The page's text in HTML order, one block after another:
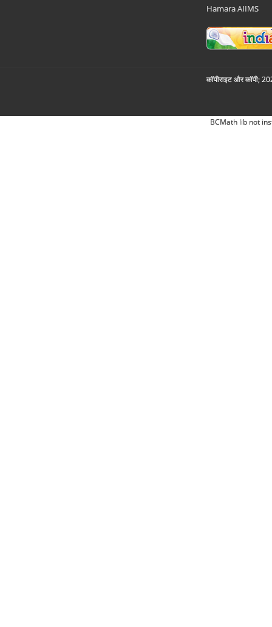
Hamara AIIMS
कॉपीराइट और कॉपी;
BCMath lib not